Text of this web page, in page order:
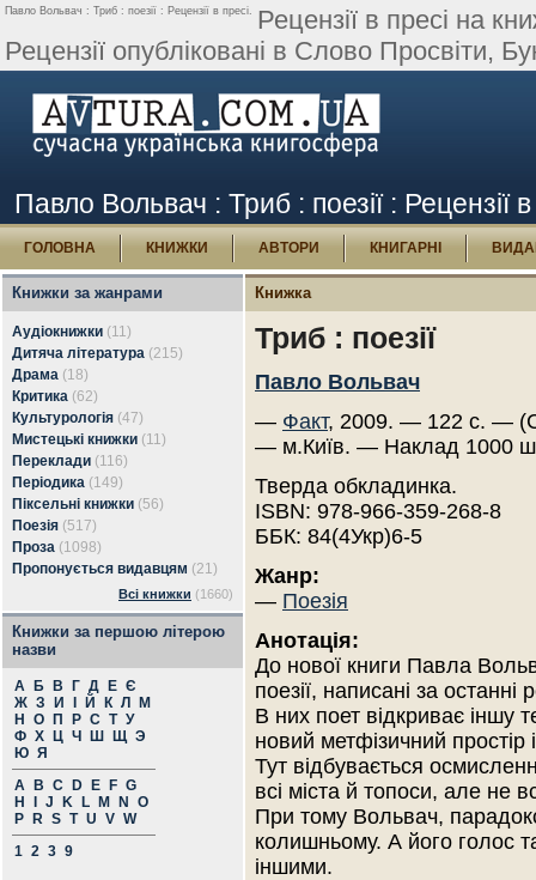
Павло Вольвач : Триб : поезії : Рецензії в пресі. Рецензії в пресі на
Рецензії опубліковані в Слово Просвіти,
Павло Вольвач : Триб : поезії : Рецензії в
ГОЛОВНА КНИЖКИ АВТОРИ КНИГАРНІ
Книжки за жанрами
Аудіокнижки (11)
Дитяча література (215)
Драма (18)
Критика (62)
Культурологія (47)
Мистецькі книжки (11)
Переклади (116)
Періодика (149)
Піксельні книжки (56)
Поезія (517)
Проза (1098)
Пропонується видавцям (21)
Всі книжки (1660)
Книжки за першою літерою
назви
А Б В Г Д Е Є
Ж З И Й К Л
М
Н
О П Р С Т У
Ф Х Ц Ч Ш Щ Э
Ю Я
A
B C D E F G
H
J K L M N
O
P
R S T U V W
1 2 3 9
Книжка
Триб : поезії
Павло Вольвач
— Факт, 2009. — 122 с. —
— м.Київ. — Наклад 1000
Тверда обкладинка.
ISBN: 978-966-359-268-8
ББК: 84(4Укр)6-5
Жанр:
— Поезія
Анотація:
До нової книги Павла
поезії, написані за останні
В них поет відкриває іншу
новий метфізичний
Тут відбувається
всі міста й топоси, але не
При тому Вольвач,
колишньому. А його голос
іншими.